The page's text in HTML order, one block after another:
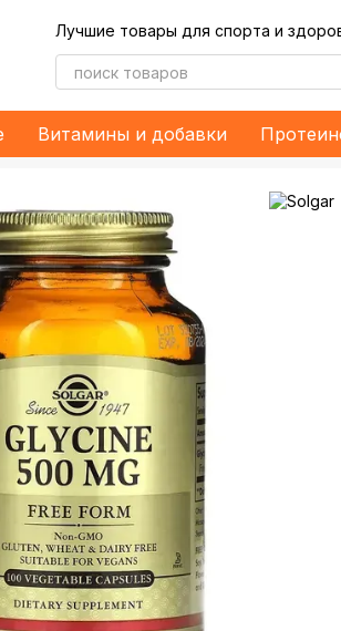
Лучшие товары для спорта и
Витамины и добавки